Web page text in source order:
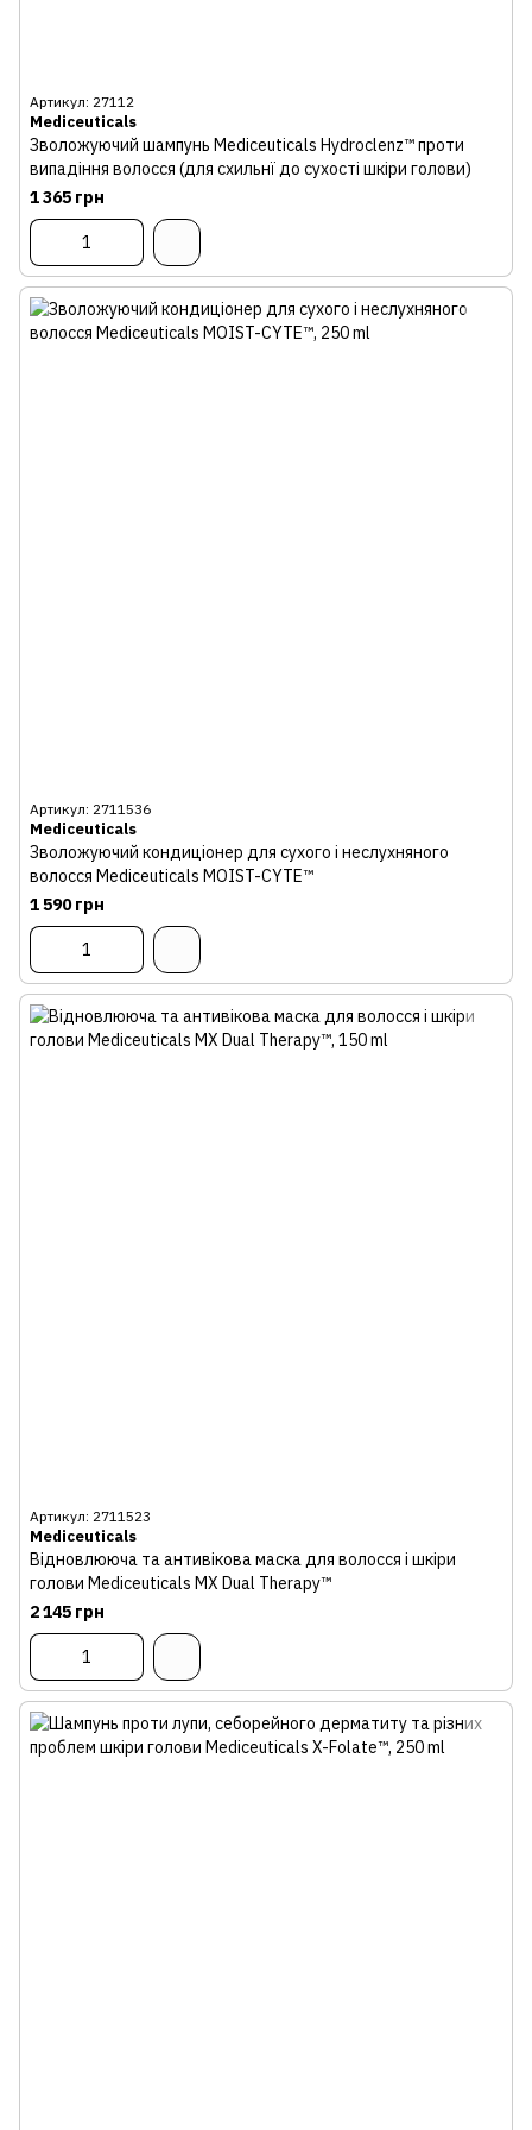
Артикул: 27112
Mediceuticals
Зволожуючий шампунь Mediceuticals Hydroclenz™ проти
випадіння волосся (для схильнї до сухості шкіри голови)
1 365 грн
Артикул: 2711536
Mediceuticals
Зволожуючий кондиціонер для сухого і неслухняного
волосся Mediceuticals MOIST-CYTE™
1 590 грн
Артикул: 2711523
Mediceuticals
Відновлююча та антивікова маска для волосся і шкіри
голови Mediceuticals MX Dual Therapy™
2 145 грн